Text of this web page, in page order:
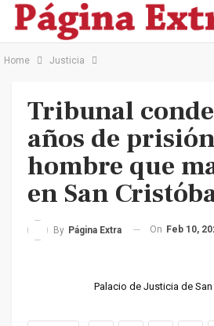
Home Justicia
Tribunal
años de
hombre que
en San
By Página Extra On Feb 10,
Palacio de Justicia de San